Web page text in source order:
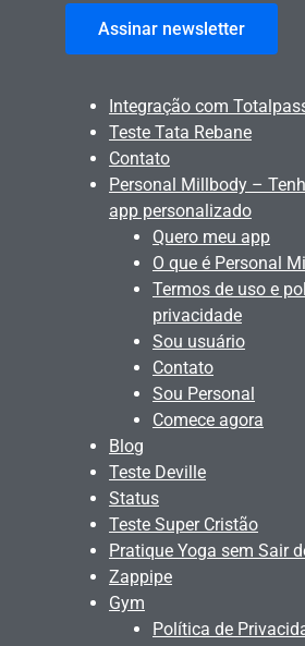
Assinar newsletter
Integração com
Teste Tata Rebane
Contato
Personal Millbody –
app personalizado
Quero meu app
O que é Personal
Termos de uso e
privacidade
Sou usuário
Contato
Sou Personal
Comece agora
Blog
Teste Deville
Status
Teste Super Cristão
Pratique Yoga sem Sair
Zappipe
Gym
Política de